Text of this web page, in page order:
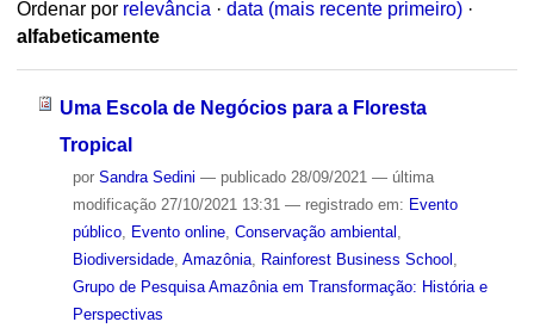
Ordenar por relevância · data (mais recente primeiro) ·
alfabeticamente
Uma Escola de Negócios para a Floresta
Tropical
por Sandra Sedini — publicado28/09/2021 — última
modificação27/10/2021 13:31 — registrado em: Evento
público, Evento online, Conservação ambiental
Biodiversidade, Amazônia, Rainforest Business School
Grupo de Pesquisa Amazônia em Transformação: História e
Perspectivas